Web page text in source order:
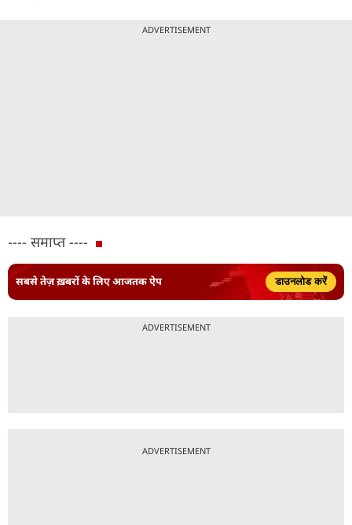
ADVERTISEMENT
---- समाप्त ----
सबसे तेज़ ख़बरों के लिए आजतक ऐप डाउनलोड करें
ADVERTISEMENT
ADVERTISEMENT